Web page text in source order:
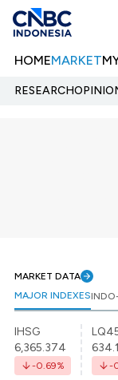
HOMEMARKET
RESEARCH
MARKET DATA
MAJOR INDEXES
IHSG
6,365.374
-0.69% -